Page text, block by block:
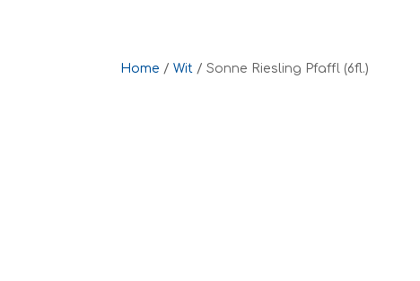
Home /Wit / Sonne Riesling Pfaffl (6fl.)